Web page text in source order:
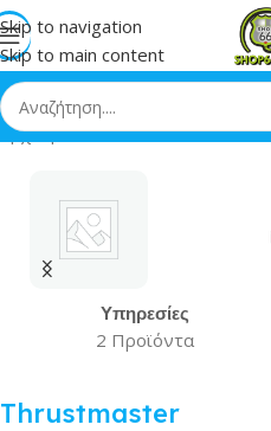
Skip to navigation
Skip to main content
Αρχική»Thrustmaster
Υπηρεσίες
2 Προϊόντα
Thrustmaster